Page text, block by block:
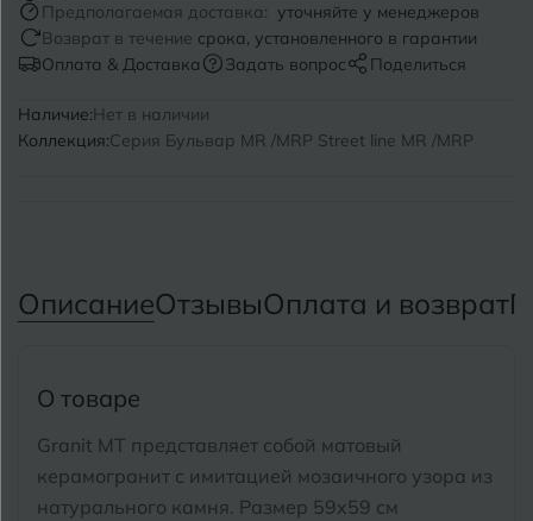
Предполагаемая доставка: уточняйте у менеджеров
Возврат в течение срока, установленного в гарантии
Оплата & Доставка
Задать вопрос Поделиться
Наличие:Нет в наличии
Коллекция:Серия Бульвар MR /MRP Street line MR /MRP
ОписаниеОтзывыОплата и возврат
О товаре
Granit MT представляет собой матовый
керамогранит с имитацией мозаичного узора из
натурального камня. Размер 59x59 см
Воронеж
Воткинск
Г Геленджик
Екатеринбург
Иваново
Сочи
Тверь
Тобольск
Тольятти